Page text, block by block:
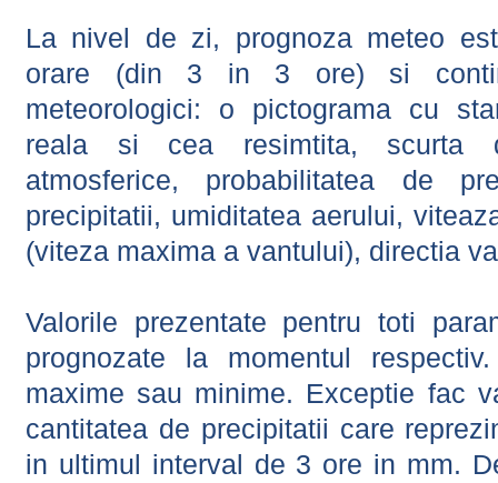
La nivel de zi, prognoza meteo
orare (din 3 in 3 ore) si
meteorologici: o pictograma cu
reala si cea resimtita, scurta
atmosferice, probabilitatea de
precipitatii, umiditatea aerului,
(viteza maxima a vantului), directia
Valorile prezentate pentru toti
prognozate la momentul
maxime sau minime. Exceptie fac
cantitatea de precipitatii care
in ultimul interval de 3 ore in mm.